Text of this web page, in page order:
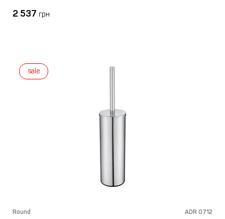
2 537 грн
sale
Round ADR 0712